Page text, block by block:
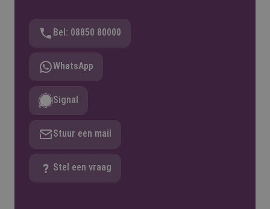
Bel: 08850 80000
WhatsApp
Signal
Stuur een mail
Stel een vraag